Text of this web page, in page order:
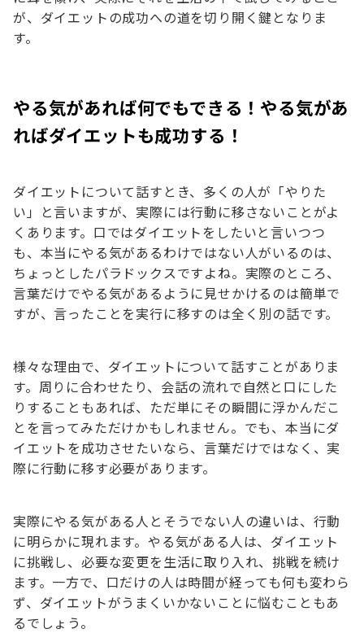
が、ダイエットの成功への道を切り開く鍵となりま
す。
やる気があれば何でもできる！やる気があ
ればダイエットも成功する！
ダイエットについて話すとき、多くの人が「やりた
い」と言いますが、実際には行動に移さないことがよ
くあります。口ではダイエットをしたいと言いつつ
も、本当にやる気があるわけではない人がいるのは、
ちょっとしたパラドックスですよね。実際のところ、
言葉だけでやる気があるように見せかけるのは簡単で
すが、言ったことを実行に移すのは全く別の話です。
様々な理由で、ダイエットについて話すことがありま
す。周りに合わせたり、会話の流れで自然と口にした
りすることもあれば、ただ単にその瞬間に浮かんだこ
とを言ってみただけかもしれません。でも、本当にダ
イエットを成功させたいなら、言葉だけではなく、実
際に行動に移す必要があります。
実際にやる気がある人とそうでない人の違いは、行動
に明らかに現れます。やる気がある人は、ダイエット
に挑戦し、必要な変更を生活に取り入れ、挑戦を続け
ます。一方で、口だけの人は時間が経っても何も変わら
ず、ダイエットがうまくいかないことに悩むこともあ
るでしょう。